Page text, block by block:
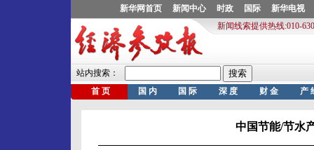
中国节能/节水